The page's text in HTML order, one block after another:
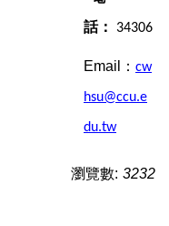
話：
34306
Email： cw
hsu@ccu.e
du.tw
瀏覽數: 3232